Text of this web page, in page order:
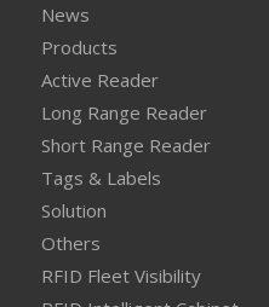
News
Products
Active Reader
Long Range Reader
Short Range Reader
Tags & Labels
Solution
Others
RFID Fleet Visibility